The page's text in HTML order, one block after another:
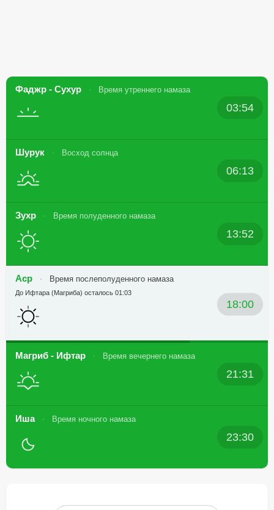
Фаджр - Сухур Время утреннего намаза
03:54
Шурук Восход солнца
06:13
Зухр Время полуденного намаза
13:52
Аср Время послеполуденного намаза
18:00
До Ифтара (Магриба) осталось 01:03
Магриб - Ифтар Время вечернего намаза
21:31
Иша Время ночного намаза
23:30